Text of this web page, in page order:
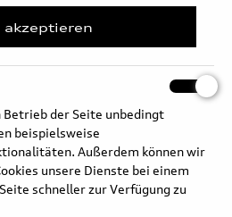
akzeptieren
Betrieb der Seite unbedingt
beispielsweise
Außerdem können wir
unsere Dienste bei einem
schneller zur Verfügung zu